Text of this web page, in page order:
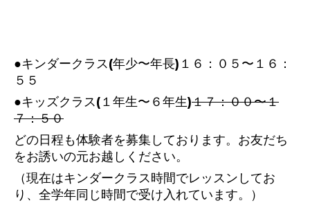
●キンダークラス(年少〜年長)１６：０５〜１６：
５５
●キッズクラス(１年生〜６年生)１７：００〜１
７：５０
どの日程も体験者を募集しております。お友だち
をお誘いの元お越しください。
（現在はキンダークラス時間でレッスンしてお
り、全学年同じ時間で受け入れています。）